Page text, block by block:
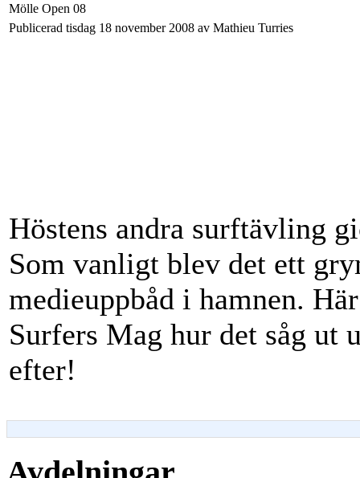
Mölle Open 08
Publicerad tisdag 18 november 2008 av Mathieu Turries
Höstens andra surftävling
Som vanligt blev det ett
medieuppbåd i hamnen.
Surfers Mag hur det såg ut
efter!